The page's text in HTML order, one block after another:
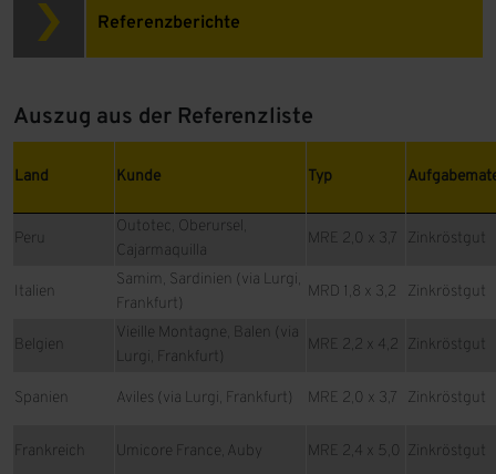
Referenzberichte
Auszug aus der Referenzliste
Land Kunde Typ
Peru
Outotec, Oberursel,
Cajarmaquilla
MRE 2,0 x 3,7 Zinkröstgut
Italien
Samim, Sardinien (via Lurgi,
Frankfurt)
MRD 1,8 x 3,2 Zinkröstgut
Belgien
Vieille Montagne, Balen (via
Lurgi, Frankfurt)
MRE 2,2 x 4,2 Zinkröstgut
Spanien Aviles (via Lurgi, Frankfurt) MRE 2,0 x 3,7 Zinkröstgut
Frankreich Umicore France, Auby MRE 2,4 x 5,0 Zinkröstgut